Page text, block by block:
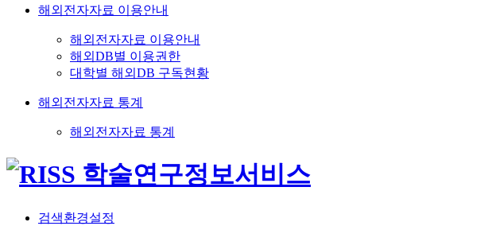
해외전자자료 이용안내
해외전자자료 이용안내
해외DB별 이용권한
대학별 해외DB 구독현황
해외전자자료 통계
해외전자자료 통계
검색환경설정